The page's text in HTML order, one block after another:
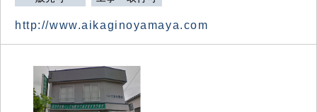
http://www.aikaginoyamaya.com